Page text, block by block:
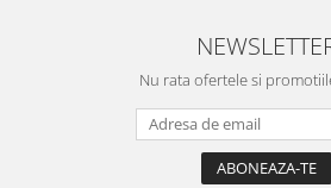
Nu rata ofertele si